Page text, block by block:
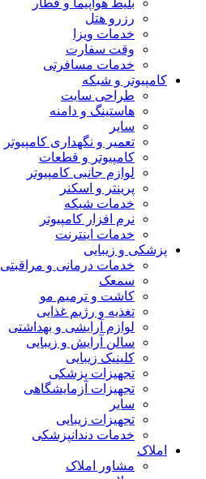
بلیط هواپیما و قطار
رزرو هتل
خدمات ویزا
وقت سفارت
خدمات مسافرتی
کامپیوتر و شبکه
طراحی سایت
هاستینگ و دامنه
سایر
تعمیر و نگهداری کامپیوتر
کامپیوتر و قطعات
لوازم جانبی کامپیوتر
پرینتر و اسکنر
خدمات شبکه
نرم افزار کامپیوتر
خدمات اینترنت
پزشکی و زیبایی
خدمات درمانی و مراقبتی
سمعک
کاشت و ترمیم مو
تغذیه و رژیم غذایی
لوازم آرایشی و بهداشتی
سالن آرایش و زیبایی
کلینیک زیبایی
تجهیزات پزشکی
تجهیزات آزمایشگاهی
سایر
تجهیزات زیبایی
خدمات دندانپزشکی
املاک
مشاور املاک